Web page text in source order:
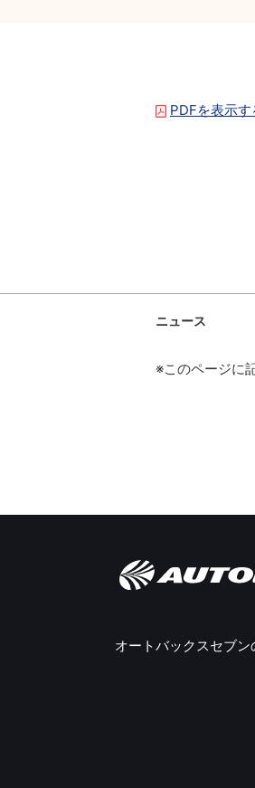
PDFを表示す
ニュース
※このページに
オートバックスセブン